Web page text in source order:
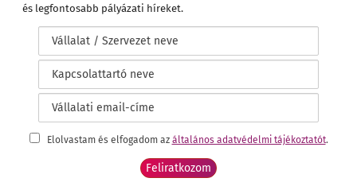
és legfontosabb pályázati híreket.
Elolvastam és elfogadom az általános adatvédelmi tájékoztatót.